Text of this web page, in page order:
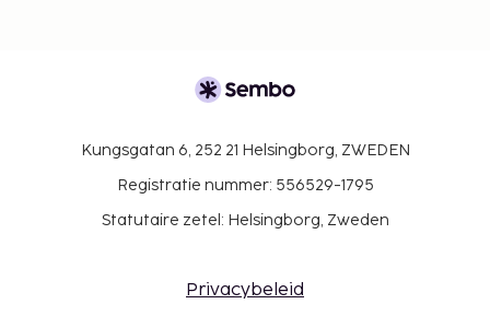
Gasten kunnen overal contactloos betalen en
voor toegang tot de kamer.
Contacloos inchecken en contactloos
uitchecken zijn mogelijk.
Kungsgatan 6, 252 21 Helsingborg, ZWEDEN
Registratie nummer: 556529-1795
Statutaire zetel: Helsingborg, Zweden
Privacybeleid